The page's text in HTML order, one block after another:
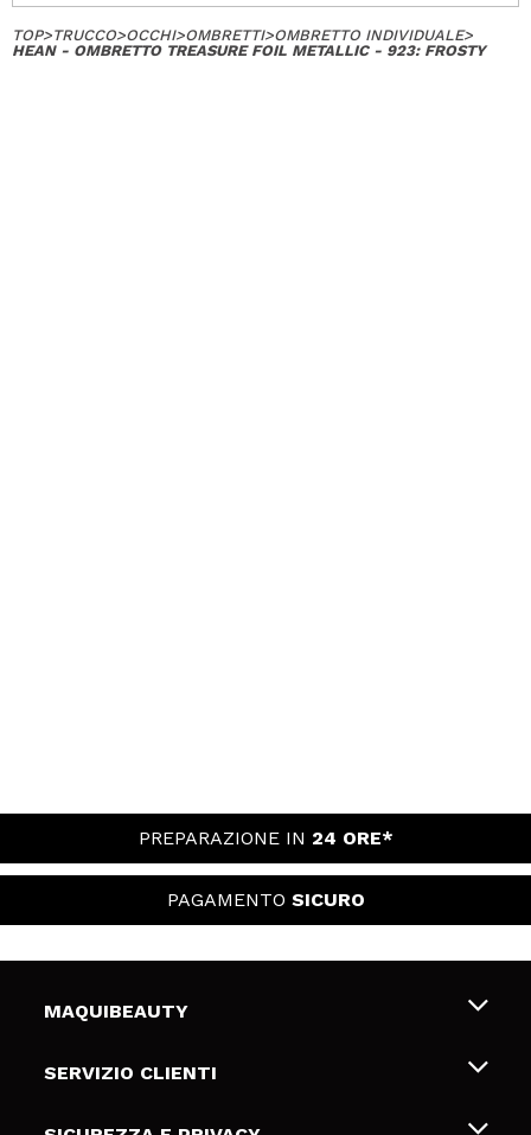
TOP>TRUCCO>OCCHI>OMBRETTI>OMBRETTO INDIVIDUALE>
HEAN - OMBRETTO TREASURE FOIL METALLIC - 923: FROSTY
PREPARAZIONE IN 24 ORE*
PAGAMENTO SICURO
MAQUIBEAUTY
Chi siamo
SERVIZIO CLIENTI
Spedizioni & Resi